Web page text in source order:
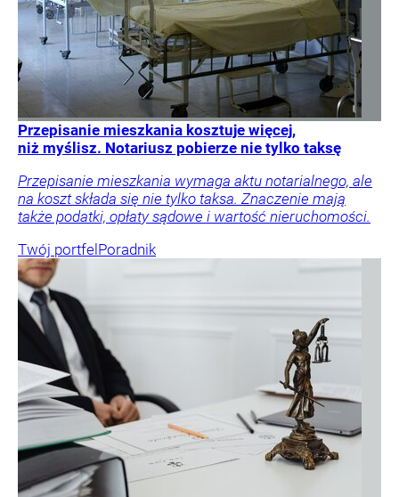
Przepisanie mieszkania kosztuje więcej,
niż myślisz. Notariusz pobierze nie tylko taksę
Przepisanie mieszkania wymaga aktu notarialnego, ale
na koszt składa się nie tylko taksa. Znaczenie mają
także podatki, opłaty sądowe i wartość nieruchomości.
Twój portfelPoradnik